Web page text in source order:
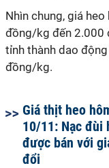
Nhìn chung, giá
đồng/kg đến 2.000
tỉnh thành dao
đồng/kg.
Giá thịt heo
10/11: Nạc đùi
được bán với
đổi